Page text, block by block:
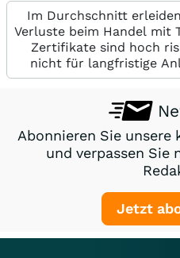
Im Durchschnitt
Verluste beim Handel mit
Zertifikate sind hoch
nicht für langfristige
Abonnieren Sie
und verpassen Sie
Jetzt